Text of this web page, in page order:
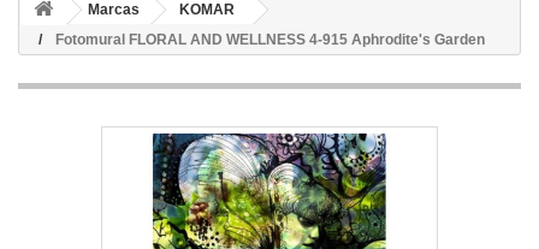
Marcas
KOMAR
Fotomural FLORAL AND WELLNESS 4-915 Aphrodite's Garden